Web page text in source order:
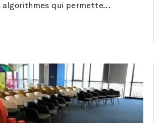
algorithmes qui permette...